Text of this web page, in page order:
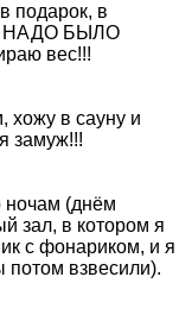
подарок, в
НАДО БЫЛО
вес!!!
хожу в сауну и
замуж!!!
ночам (днём
зал, в котором я
с фонариком, и я
потом взвесили).